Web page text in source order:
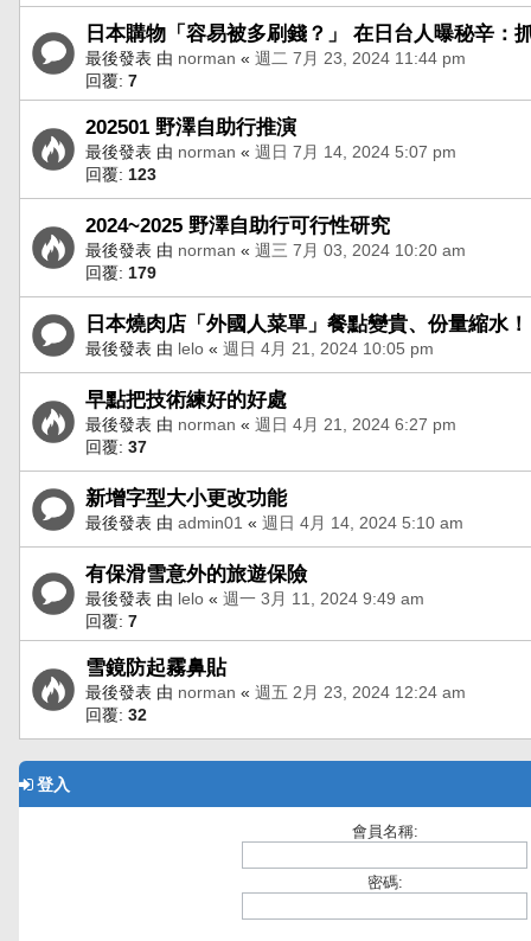
日本購物「容易被多刷錢？」 在日台人曝秘辛：
最後發表 由 norman « 週二 7月 23, 2024 11:44 pm
回覆: 7
202501 野澤自助行推演
最後發表 由 norman « 週日 7月 14, 2024 5:07 pm
回覆: 123
2024~2025 野澤自助行可行性研究
最後發表 由 norman « 週三 7月 03, 2024 10:20 am
回覆: 179
日本燒肉店「外國人菜單」餐點變貴、份量縮水
最後發表 由 lelo « 週日 4月 21, 2024 10:05 pm
早點把技術練好的好處
最後發表 由 norman « 週日 4月 21, 2024 6:27 pm
回覆: 37
新增字型大小更改功能
最後發表 由 admin01 « 週日 4月 14, 2024 5:10 am
有保滑雪意外的旅遊保險
最後發表 由 lelo « 週一 3月 11, 2024 9:49 am
回覆: 7
雪鏡防起霧鼻貼
最後發表 由 norman « 週五 2月 23, 2024 12:24 am
回覆: 32
登入
會員名稱:
密碼: